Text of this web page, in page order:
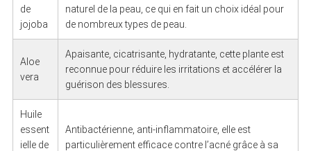
de
jojoba
naturel de la peau, ce qui en fait un choix idéal pour
de nombreux types de peau.
Aloe
vera
Apaisante, cicatrisante, hydratante, cette plante est
reconnue pour réduire les irritations et accélérer la
guérison des blessures.
Huile
essent
ielle de
Antibactérienne, anti-inflammatoire, elle est
particulièrement efficace contre l’acné grâce à sa